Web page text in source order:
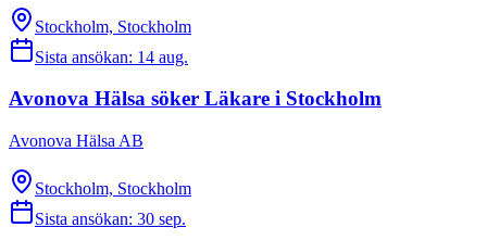
Stockholm, Stockholm
Sista ansökan: 14 aug.
Avonova Hälsa söker Läkare i Stockholm
Avonova Hälsa AB
Stockholm, Stockholm
Sista ansökan: 30 sep.